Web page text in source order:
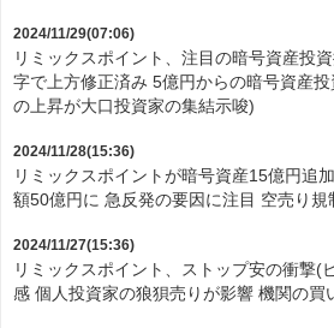
2024/11/29(07:06)
リミックスポイント、注目の暗号資産投
字で上方修正済み 5億円からの暗号資産
の上昇が大口投資家の集結示唆)
2024/11/28(15:36)
リミックスポイントが暗号資産15億円追
額50億円に 急反発の要因に注目 空売り規
2024/11/27(15:36)
リミックスポイント、ストップ安の衝撃(
感 個人投資家の狼狽売りが影響 機関の買